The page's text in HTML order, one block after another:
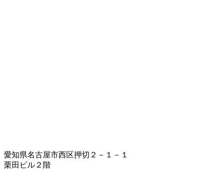
愛知県名古屋市西区押切２－１－１
栗田ビル２階